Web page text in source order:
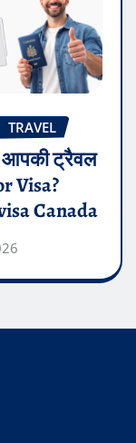
TRAVEL
आपकी ट्रैवल
Visa?
Canada